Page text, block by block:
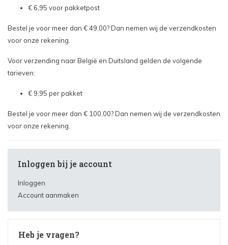
€ 6,95 voor pakketpost
Bestel je voor meer dan € 49,00? Dan nemen wij de verzendkosten
voor onze rekening.
Voor verzending naar België en Duitsland gelden de volgende
tarieven:
€ 9,95 per pakket
Bestel je voor meer dan € 100,00? Dan nemen wij de verzendkosten
voor onze rekening.
Inloggen bij je account
Inloggen
Account aanmaken
Heb je vragen?